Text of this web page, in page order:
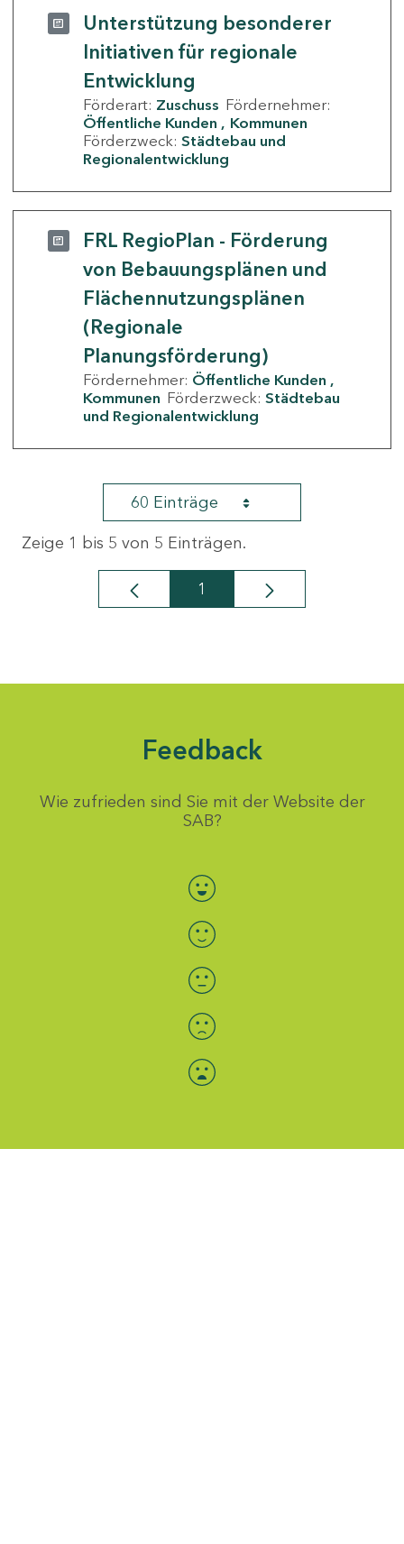
Unterstützung besonderer
Initiativen für regionale
Entwicklung
Förderart: Zuschuss Fördernehmer:
Öffentliche Kunden
Kommunen
Förderzweck: Städtebau und
Regionalentwicklung
FRL RegioPlan - Förderung
von Bebauungsplänen und
Flächennutzungsplänen
(Regionale
Planungsförderung)
Fördernehmer: Öffentliche Kunden
Kommunen Förderzweck: Städtebau
und Regionalentwicklung
60 Einträge
Zeige 1 bis 5 von 5 Einträgen.
Seite
1
Feedback
Wie zufrieden sind Sie mit der Website der
SAB?
Bewertung auswählen